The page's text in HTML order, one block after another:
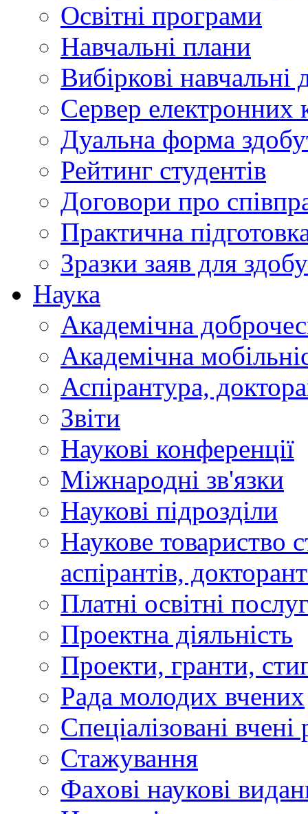
Освітні програми
Навчальні плани
Вибіркові навчальні
Сервер
Дуальна форма
Рейтинг студентів
Договори про
Практична
Зразки заяв для
Наука
Академічна
Академічна
Аспірантура,
Звіти
Наукові конференції
Міжнародні зв'язки
Наукові підрозділи
Наукове товариство
аспірантів,
Платні освітні
Проектна діяльність
Проекти, гранти,
Рада молодих вчених
Спеціалізовані вчені
Стажування
Фахові наукові